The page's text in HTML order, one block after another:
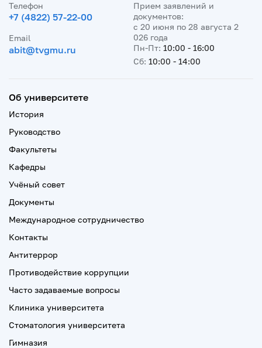
Телефон
+7 (4822) 57-22-00
Email
abit@tvgmu.ru
Прием заявлений и
документов:
с 20 июня по 28 августа 2
026 года
Пн-Пт: 10:00 - 16:00
Сб: 10:00 - 14:00
Об университете
История
Руководство
Факультеты
Кафедры
Учёный совет
Документы
Международное сотрудничество
Контакты
Антитеррор
Противодействие коррупции
Часто задаваемые вопросы
Клиника университета
Стоматология университета
Гимназия